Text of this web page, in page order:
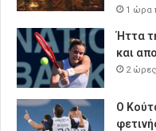
1 ώρα
Ήττα
και
2 ώρες
Ο